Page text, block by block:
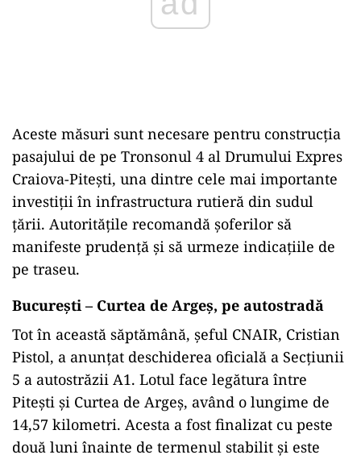
Aceste măsuri sunt necesare pentru construcția
pasajului de pe Tronsonul 4 al Drumului Expres
Craiova-Pitești, una dintre cele mai importante
investiții în infrastructura rutieră din sudul
țării. Autoritățile recomandă șoferilor să
manifeste prudență și să urmeze indicațiile de
pe traseu.
București – Curtea de Argeș, pe autostradă
Tot în această săptămână, șeful CNAIR, Cristian
Pistol, a anunțat deschiderea oficială a Secțiunii
5 a autostrăzii A1. Lotul face legătura între
Pitești și Curtea de Argeș, având o lungime de
14,57 kilometri. Acesta a fost finalizat cu peste
două luni înainte de termenul stabilit și este